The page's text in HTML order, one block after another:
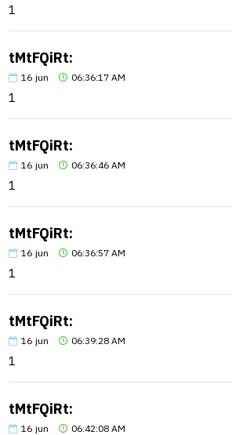
1
tMtFQiRt:
16 jun 06:36:17 AM
1
tMtFQiRt:
16 jun 06:36:46 AM
1
tMtFQiRt:
16 jun 06:36:57 AM
1
tMtFQiRt:
16 jun 06:39:28 AM
1
tMtFQiRt:
16 jun 06:42:08 AM